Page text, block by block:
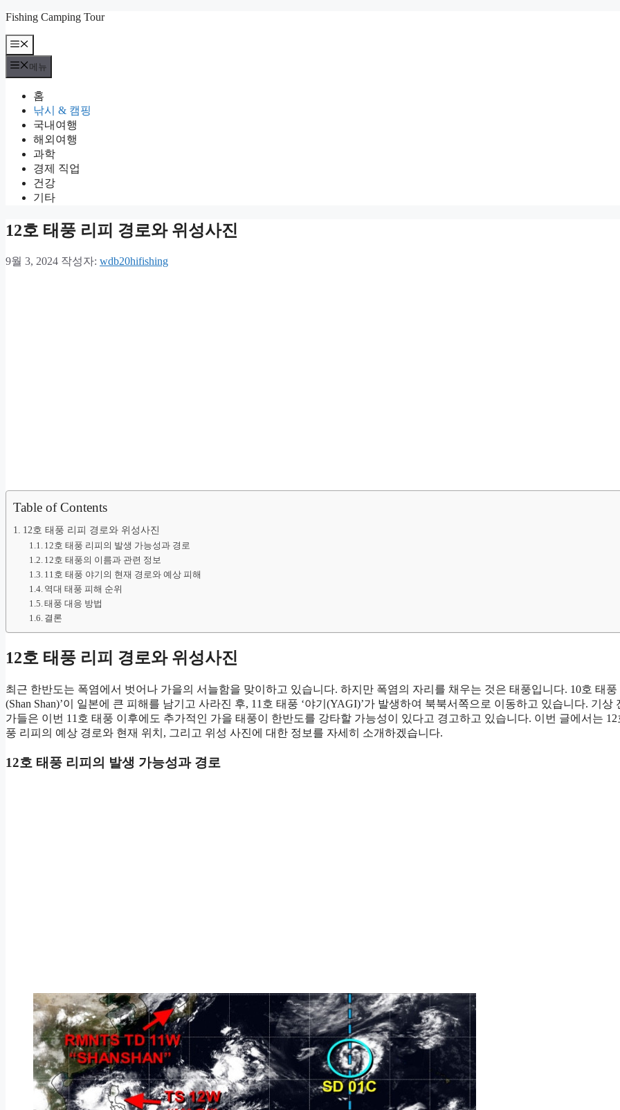
컨
츠
로
건
Fishing Camping Tour
메
뉴
메뉴
홈
낚시 & 캠핑
국내여행
해외여행
과학
경제 직업
건강
기타
12호 태풍 리피 경로와 위성사진
9월 3, 2024 작성자: wdb20hifishing
Table of Contents
12호 태풍 리피 경로와 위성사진
12호 태풍 리피의 발생 가능성과 경로
12호 태풍의 이름과 관련 정보
11호 태풍 야기의 현재 경로와 예상 피해
역대 태풍 피해 순위
태풍 대응 방법
결론
12호 태풍 리피 경로와 위성사진
최근 한반도는 폭염에서 벗어나 가을의 서늘함을 맞이하고 있습니다. 하지만 폭염의 자리를 채우는 것은 태풍입니다. 10호 태풍
(Shan Shan)’이 일본에 큰 피해를 남기고 사라진 후, 11호 태풍 ‘야기(YAGI)’가 발생하여 북북서쪽으로 이동하고 있습니다. 기상
가들은 이번 11호 태풍 이후에도 추가적인 가을 태풍이 한반도를 강타할 가능성이 있다고 경고하고 있습니다. 이번 글에서는 12
풍 리피의 예상 경로와 현재 위치, 그리고 위성 사진에 대한 정보를 자세히 소개하겠습니다.
12호 태풍 리피의 발생 가능성과 경로